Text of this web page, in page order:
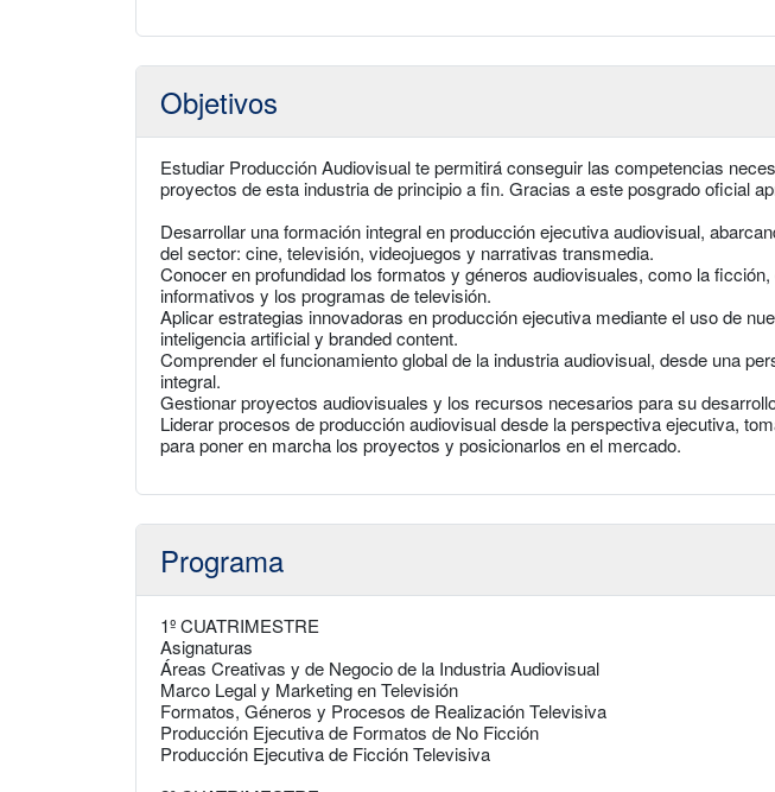
Objetivos
Estudiar Producción Audiovisual te permitirá conseguir las competencias
proyectos de esta industria de principio a fin. Gracias a este posgrado oficial
Desarrollar una formación integral en producción ejecutiva audiovisual,
del sector: cine, televisión, videojuegos y narrativas transmedia.
Conocer en profundidad los formatos y géneros audiovisuales, como la
informativos y los programas de televisión.
Aplicar estrategias innovadoras en producción ejecutiva mediante el uso de
inteligencia artificial y branded content.
Comprender el funcionamiento global de la industria audiovisual, desde una
integral.
Gestionar proyectos audiovisuales y los recursos necesarios para su
Liderar procesos de producción audiovisual desde la perspectiva ejecutiva,
para poner en marcha los proyectos y posicionarlos en el mercado.
Programa
1º CUATRIMESTRE
Asignaturas
Áreas Creativas y de Negocio de la Industria Audiovisual
Marco Legal y Marketing en Televisión
Formatos, Géneros y Procesos de Realización Televisiva
Producción Ejecutiva de Formatos de No Ficción
Producción Ejecutiva de Ficción Televisiva